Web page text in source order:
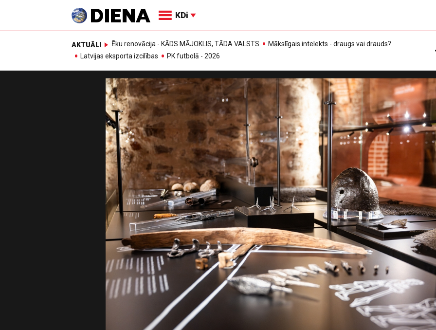
KDi
AKTUĀLI Ēku renovācija - KĀDS MĀJOKLIS, TĀDA VALSTS
Mākslīgais intelekts - draugs vai drauds?
Latvijas eksporta izcilības
PK futbolā - 2026